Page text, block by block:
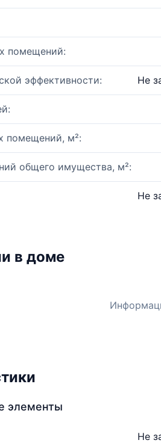
помещений:
эффективности: Не
помещений, м²:
общего имущества, м²:
Не
в доме
элементы
Не